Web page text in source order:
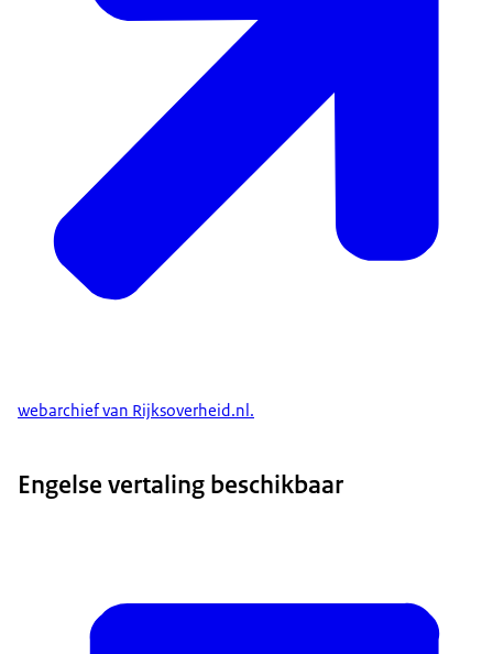
webarchief van Rijksoverheid.nl.
Engelse vertaling beschikbaar